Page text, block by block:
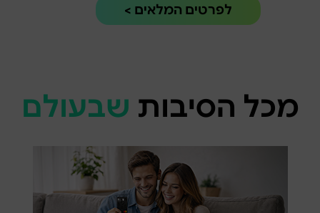
לפרטים המלאים >
מכל הסיבות שבעולם